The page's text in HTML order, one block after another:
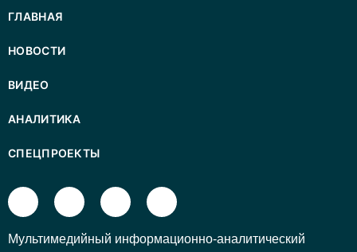
ГЛАВНАЯ
НОВОСТИ
ВИДЕО
АНАЛИТИКА
СПЕЦПРОЕКТЫ
Mультимедийный информационно-аналитический